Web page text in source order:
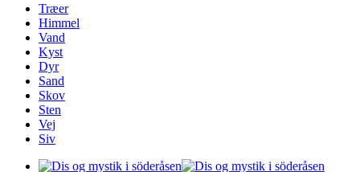
Træer
Himmel
Vand
Kyst
Dyr
Sand
Skov
Sten
Vej
Siv